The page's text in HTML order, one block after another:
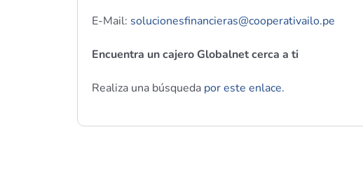
E-Mail: solucionesfinancieras@cooperativailo.pe
Encuentra un cajero Globalnet cerca a ti
Realiza una búsqueda por este enlace.